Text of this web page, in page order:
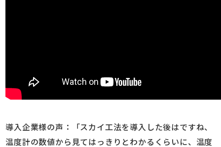
導入企業様の声：「スカイ工法を導入した後はですね、
温度計の数値から見てはっきりとわかるくらいに、温度